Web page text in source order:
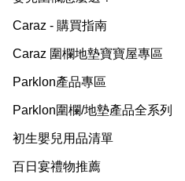
Caraz - 購買指南
Caraz 圍欄地墊寶寶屋專區
Parklon產品專區
Parklon圍欄/地墊產品全系列
初生嬰兒用品清單
百日宴禮物推薦